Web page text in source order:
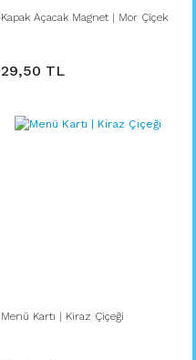
Kapak Açacak Magnet | Mor Çiçek
29,50 TL
Menü Kartı | Kiraz Çiçeği